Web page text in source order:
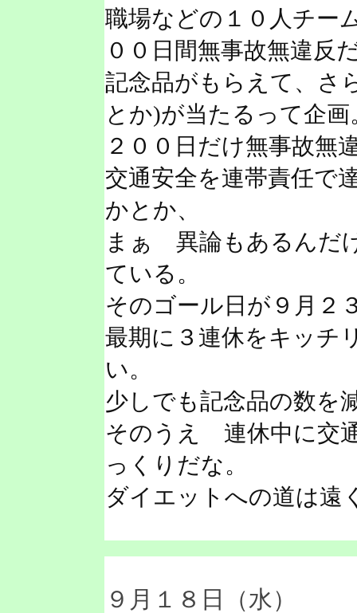
職場などの１０人チー
００日間無事故無違反
記念品がもらえて、さ
とか)が当たるって企画
２００日だけ無事故
交通安全を連帯責任
かとか、
まぁ 異論もあるんだ
ている。
そのゴール日が９月２
最期に３連休をキッチ
い。
少しでも記念品の数を
そのうえ 連休中に交
っくりだな。
ダイエットへの道は遠
９月１８日（水）